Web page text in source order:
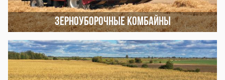
Зерноуборочные комбайны